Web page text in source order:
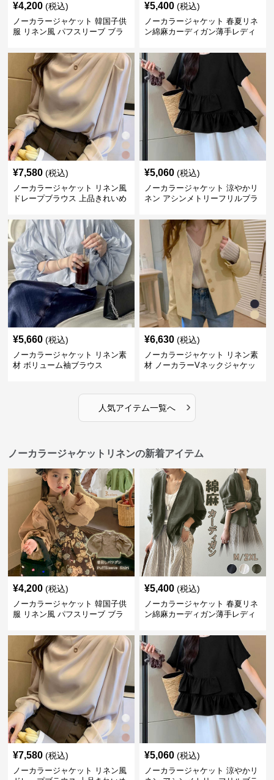
¥4,200 (税込)
ノーカラージャケット 韓国子供
服 リネン風 パフスリーブ ブラ
¥5,400 (税込)
ノーカラージャケット 春夏リネ
ン綿麻カーディガン薄手レディ
¥7,580 (税込)
ノーカラージャケット リネン風
ドレープブラウス 上品きれいめ
¥5,060 (税込)
ノーカラージャケット 涼やかリ
ネン アシンメトリーフリルブラ
¥5,660 (税込)
ノーカラージャケット リネン素
材 ボリューム袖ブラウス
¥6,630 (税込)
ノーカラージャケット リネン素
材 ノーカラーVネックジャケッ
人気アイテム一覧へ ›
ノーカラージャケットリネンの新着アイテム
¥4,200 (税込)
ノーカラージャケット 韓国子供
服 リネン風 パフスリーブ ブラ
¥5,400 (税込)
ノーカラージャケット 春夏リネ
ン綿麻カーディガン薄手レディ
¥7,580 (税込)
ノーカラージャケット リネン風
¥5,060 (税込)
ノーカラージャケット 涼やかリ